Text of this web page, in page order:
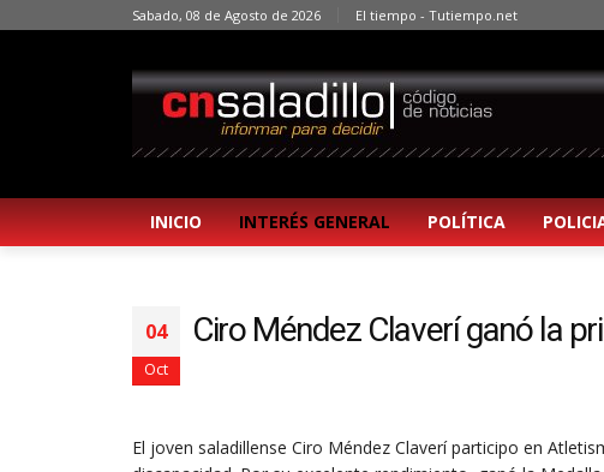
Sabado, 08 de Agosto de 2026 El tiempo - Tutiempo.net
INICIO INTERÉS GENERAL POLÍTICA
04
Oct
Ciro Méndez Claverí ganó la
El joven saladillense Ciro Méndez Claverí participo en